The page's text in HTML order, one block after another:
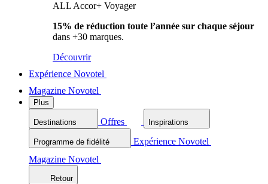
ALL Accor+ Voyager
15% de réduction toute l’année sur chaque séjour
dans +30 marques.
Découvrir
Expérience Novotel
Magazine Novotel
Plus
Destinations Offres Inspirations
Programme de fidélité
Expérience Novotel
Magazine Novotel
Retour